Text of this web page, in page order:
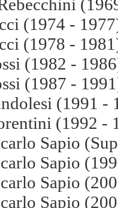
(1974 -
(1978 -
(1982 -
(1987 -
(1991 -
(1992 -
Sapio
Sapio
Sapio
Sapio